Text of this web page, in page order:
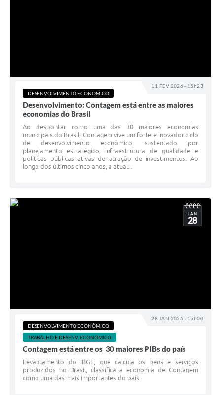
11 FEV 2026 - 15h23
DESENVOLVIMENTO ECONÔMICO
Desenvolvimento: Contagem está entre as maiores
economias do Brasil
Ao despontar como uma das 30 maiores economias
municipais do Brasil, Contagem vive um forte e inovador ciclo
de desenvolvimento econômico, sustentado por
planejamento estratégico, infraestrutura de qualidade e
políticas públicas ativas de atração de investimentos. Ao
longo dos últimos cinco anos, a atual...
28 JAN 2026 - 15h00
JAN
28
DESENVOLVIMENTO ECONÔMICO
TRABALHO E DESENV. ECONÔMICO
Contagem está entre os 30 maiores PIBs do país
Levantamento do IBGE, que calcula os bens e serviços
produzidos no Brasil, classifica a economia de Contagem
como uma das mais importantes do país